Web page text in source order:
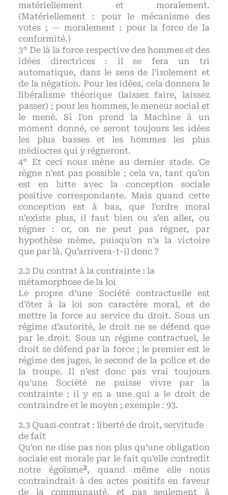
matériellement et moralement.
(Matériellement : pour le mécanisme des
votes ; — moralement : pour la force de la
conformité.)
3° De là la force respective des hommes et des
idées directrices : il se fera un tri
automatique, dans le sens de l’isolement et
de la négation. Pour les idées, cela donnera le
libéralisme théorique (laissez faire, laissez
passer) ; pour les hommes, le meneur social et
le mené. Si l’on prend la Machine à un
moment donné, ce seront toujours les idées
les plus basses et les hommes les plus
médiocres qui y régneront.
4° Et ceci nous mène au dernier stade. Ce
règne n’est pas possible ; cela va, tant qu’on
est en lutte avec la conception sociale
positive correspondante. Mais quand cette
conception est à bas, que l’ordre moral
n’existe plus, il faut bien ou s’en aller, ou
régner : or, on ne peut pas régner, par
hypothèse même, puisqu’on n’a la victoire
que par là. Qu’arrivera-t-il donc ?
Du contrat à la contrainte : la
métamorphose de la loi
Le propre d’une Société contractuelle est
d’ôter à la loi son caractère moral, et de
mettre la force au service du droit. Sous un
régime d’autorité, le droit ne se défend que
par le droit. Sous un régime contractuel, le
droit se défend par la force ; le premier est le
régime des juges, le second de la police et de
la troupe. Il n’est donc pas vrai toujours
qu’une Société ne puisse vivre par la
contrainte : il y en a une qui a le droit de
contraindre et le moyen ; exemple : 93.
Quasi‑contrat : liberté de droit, servitude
de fait
Qu’on ne dise pas non plus qu’une obligation
sociale est morale par le fait qu’elle contredit
notre égoïsme2, quand même elle nous
contraindrait à des actes positifs en faveur
de la communauté, et pas seulement à